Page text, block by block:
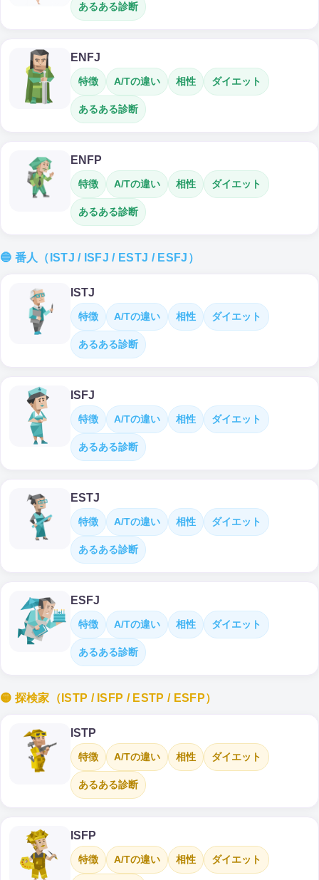
あるある診断
ENFJ
特徴 A/Tの違い 相性 ダイエット
あるある診断
ENFP
特徴 A/Tの違い 相性 ダイエット
あるある診断
🔵 番人（ISTJ / ISFJ / ESTJ / ESFJ）
ISTJ
特徴 A/Tの違い 相性 ダイエット
あるある診断
ISFJ
特徴 A/Tの違い 相性 ダイエット
あるある診断
ESTJ
特徴 A/Tの違い 相性 ダイエット
あるある診断
ESFJ
特徴 A/Tの違い 相性 ダイエット
あるある診断
🟡 探検家（ISTP / ISFP / ESTP / ESFP）
ISTP
特徴 A/Tの違い 相性 ダイエット
あるある診断
ISFP
特徴 A/Tの違い 相性 ダイエット